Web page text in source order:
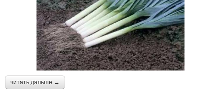
читать дальше →